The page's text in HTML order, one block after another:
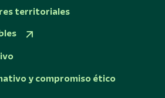
territoriales
y compromiso ético